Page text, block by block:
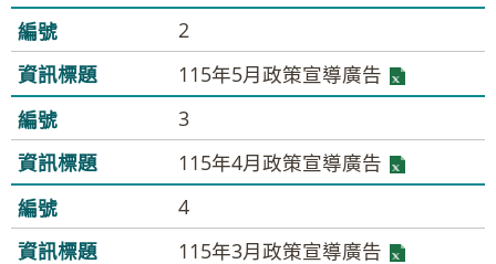
2
115年5月政策宣導廣告
3
115年4月政策宣導廣告
4
115年3月政策宣導廣告